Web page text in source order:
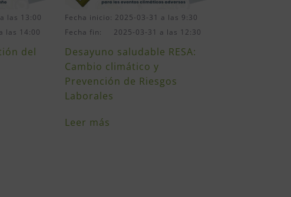
las 13:00
las 14:00
del
Fecha inicio: 2025-03-31 a las 9:30
Fecha fin: 2025-03-31 a las 12:30
Desayuno saludable RESA:
Cambio climático y
Prevención de Riesgos
Laborales
Leer más